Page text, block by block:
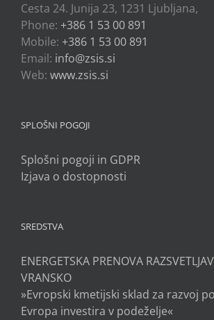
Cesta 24. Junija 23, 1231 Ljubljana,
Phone: +386 1 53 00 891
Mobile: +386 1 53 00 891
Email: info@zsis.si
Web: www.zsis.si
SPLOŠNI POGOJI
Splošni pogoji in GDPR
Izjava o dostopnosti
SREDSTVA
ENERGETSKA PRENOVA
VRANSKO
»Evropski kmetijski sklad za razvoj
Evropa investira v podeželje«